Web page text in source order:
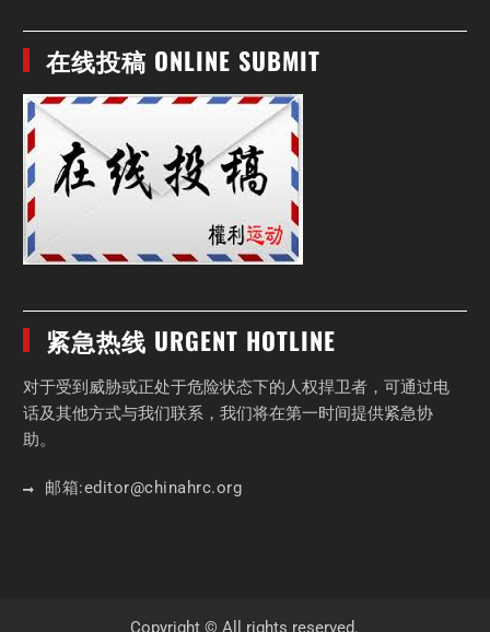
在线投稿 ONLINE SUBMIT
紧急热线 URGENT HOTLINE
对于受到威胁或正处于危险状态下的人权捍卫者，可通过电
话及其他方式与我们联系，我们将在第一时间提供紧急协
助。
邮箱:editor@chinahrc.org
Copyright © All rights reserved.